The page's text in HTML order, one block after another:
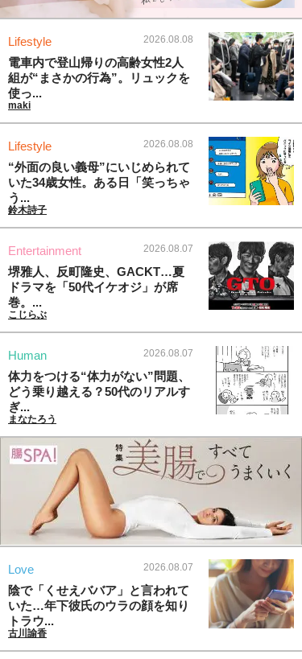
Lifestyle 2026.08.08
電車内で登山帰りの高齢女性2人
組が“まさかの行為”。リュックを
使っ...
maki
Lifestyle 2026.08.08
“外面の良い義母”にいじめられて
いた34歳女性。ある日「笑っちゃ
う...
鈴木詩子
Entertainment 2026.08.07
堺雅人、反町隆史、GACKT…夏
ドラマを「50代イケオジ」が席
巻。...
こじらぶ
Human 2026.08.07
体力をつける“体力がない”問題、
どう乗り越える？50代のリアルす
ぎ...
まなたろう
Love 2026.08.07
陰で「くせえババア」と言われて
いた…年下彼氏のウラの顔を知り
トラウ...
古川諭香